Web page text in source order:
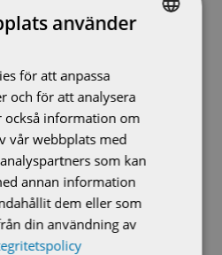
dig mekaniken samt el
eller passion. Detta
läsa el-scheman och
Har du dessutom arbetat
eller instrumenttekniker av
bara ett plus!
automation sedan innan är
och tar dig fram på
använder
för att anpassa
och för att analysera
också information om
vår webbplats med
som kan
annan information
dem eller som
din användning av